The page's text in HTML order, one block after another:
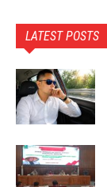
LATEST POSTS